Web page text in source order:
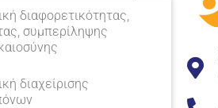
διαφορετικότητας,
συμπερίληψης
διαχείρισης